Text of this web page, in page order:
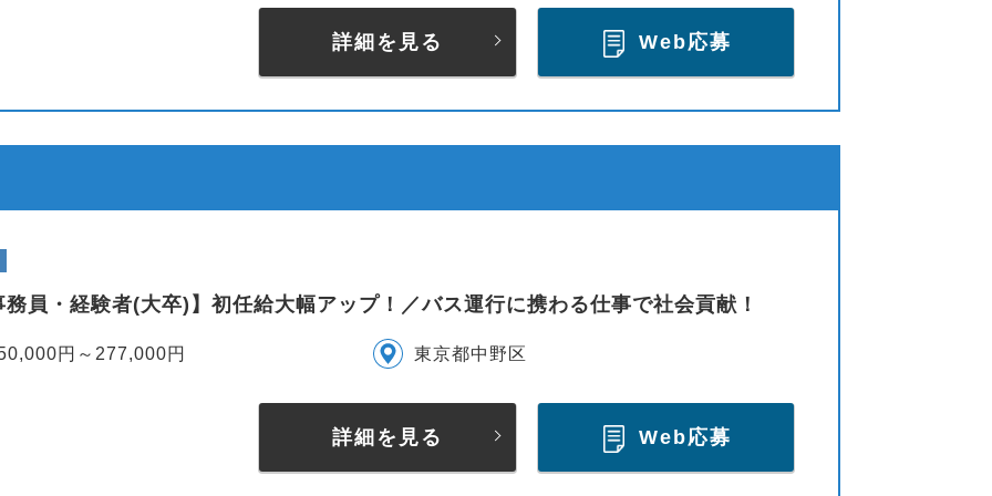
詳細を見る Web応募
員・経験者(大卒)】初任給大幅アップ！／バス運行に携わる仕事で社会貢献！
円～277,000円 東京都中野区
詳細を見る Web応募